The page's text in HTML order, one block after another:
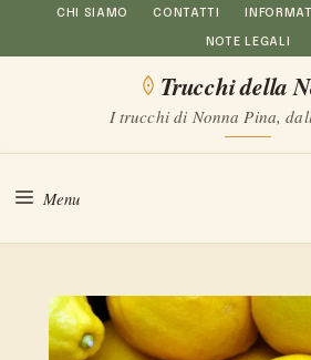
al
CHI SIAMO CONTATTI
NOTE LEGALI
Trucchi della
I trucchi di Nonna Pina,
Menu